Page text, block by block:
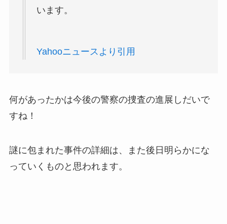
います。
Yahooニュースより引用
何があったかは今後の警察の捜査の進展しだいで
すね！
謎に包まれた事件の詳細は、また後日明らかにな
っていくものと思われます。